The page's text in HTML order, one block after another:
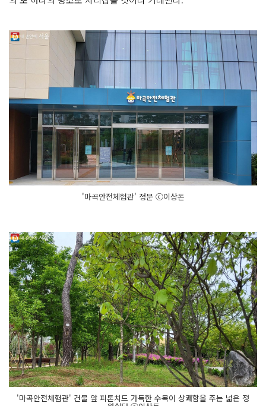
'마곡안전체험관' 정문 ⓒ이상돈
'마곡안전체험관' 건물 앞 피톤치드 가득한 수목이 상쾌함을 주는 넓은 정